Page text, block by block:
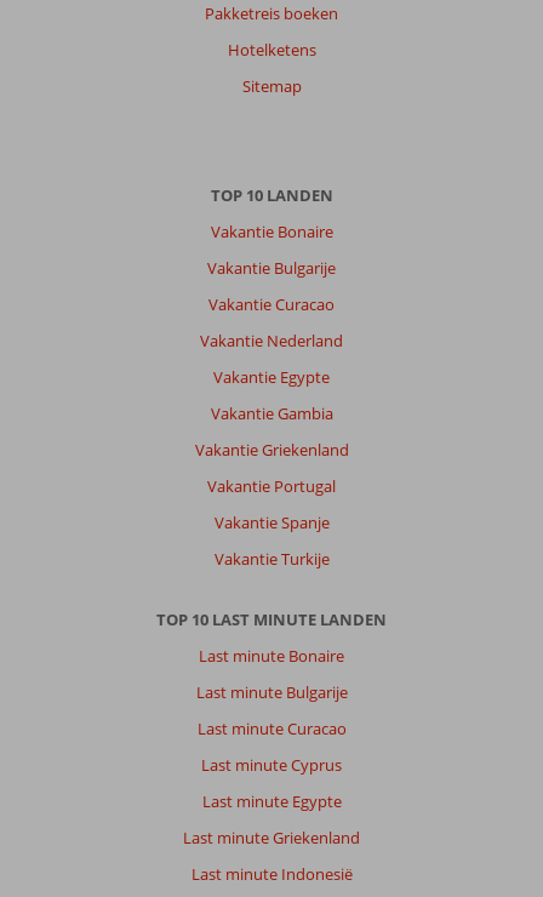
Pakketreis boeken
Hotelketens
Sitemap
TOP 10 LANDEN
Vakantie Bonaire
Vakantie Bulgarije
Vakantie Curacao
Vakantie Nederland
Vakantie Egypte
Vakantie Gambia
Vakantie Griekenland
Vakantie Portugal
Vakantie Spanje
Vakantie Turkije
TOP 10 LAST MINUTE LANDEN
Last minute Bonaire
Last minute Bulgarije
Last minute Curacao
Last minute Cyprus
Last minute Egypte
Last minute Griekenland
Last minute Indonesië